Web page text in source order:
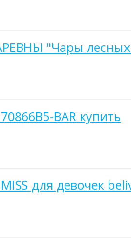
"Чары
BAR купить
для девочек